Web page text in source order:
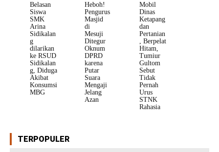
Belasan
Siswa
SMK
Arina
Sidikalan
g
dilarikan
ke RSUD
Sidikalan
g, Diduga
Akibat
Konsumsi
MBG
Heboh!
Pengurus
Masjid
di
Mesuji
Ditegur
Oknum
DPRD
karena
Putar
Suara
Mengaji
Jelang
Azan
Mobil
Dinas
Ketapang
dan
Pertanian
, Berpelat
Hitam,
Tumiur
Gultom
Sebut
Tidak
Pernah
Urus
STNK
Rahasia
TERPOPULER